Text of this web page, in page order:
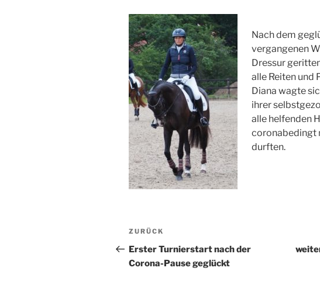
Nach dem
vergangenen
Dressur
alle Reiten und
Diana wagte
ihrer
alle helfenden
coronabedingt
durften.
Beitragsnavigation
Vorheriger
Beitrag
ZURÜCK
Erster Turnierstart nach der
Corona-Pause geglückt